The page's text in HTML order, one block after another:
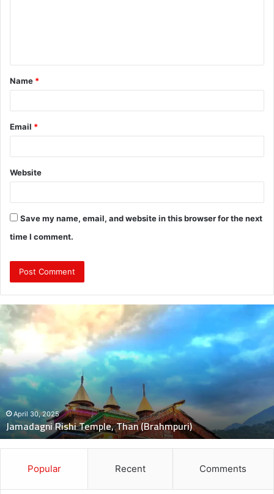
t
*
Name *
Email *
Website
Save my name, email, and website in this browser for the next
time I comment.
J
a
a
d
a
n
i
s
T
April 30, 2025
Jamadagni Rishi Temple, Than (Brahmpuri)
Popular Recent Comments